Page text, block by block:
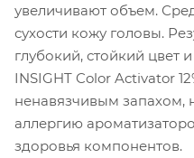
увеличивают объем.
сухости кожу головы.
глубокий, стойкий цвет
INSIGHT Color Activator
ненавязчивым
аллергию
здоровья компонентов.